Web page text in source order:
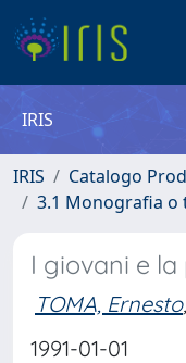
IRIS
IRIS Catalogo
3.1 Monografia
I giovani e la
TOMA, Ernesto;
1991-01-01